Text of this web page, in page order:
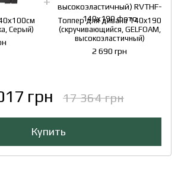
Серый)
Топпер для дивана 140x190
(скручивающийся, GELFOAM,
высокоэластичный)
2 690 грн
грн 17 364 грн
Купить